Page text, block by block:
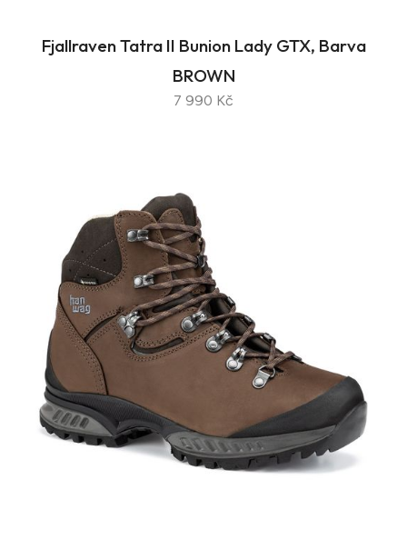
Fjallraven Tatra II Bunion Lady GTX, Barva
BROWN
7 990 Kč